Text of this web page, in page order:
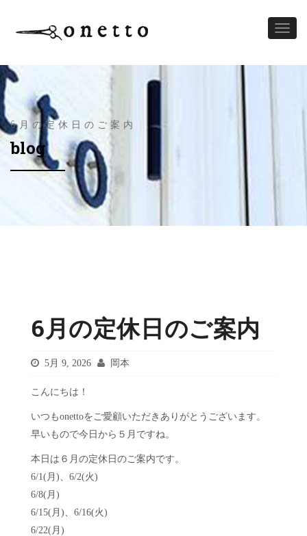
6月の定休日のご案内
blog
6月の定休日のご案内
5月 9, 2026 岡本
こんにちは！
いつもonettoをご愛顧いただきありがとうございます。
早いもので今日から５月ですね。
本日は６月の定休日のご案内です。
6/1(月)、6/2(火)
6/8(月)
6/15(月)、6/16(火)
6/22(月)